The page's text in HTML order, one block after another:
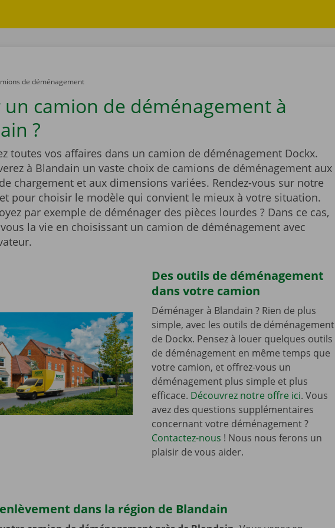
de déménagement
un camion de déménagement à
?
toutes vos affaires dans un camion de déménagement Dockx.
à Blandain un vaste choix de camions de déménagement aux
chargement et aux dimensions variées. Rendez-vous sur notre
pour choisir le modèle qui convient le mieux à votre situation.
par exemple de déménager des pièces lourdes ? Dans ce cas,
la vie en choisissant un camion de déménagement avec
Des outils de déménagement
dans votre camion
Déménager à Blandain ? Rien de plus
simple, avec les outils de déménagement
de Dockx. Pensez à louer quelques outils
de déménagement en même temps que
votre camion, et offrez-vous un
déménagement plus simple et plus
efficace. Découvrez notre offre ici. Vous
avez des questions supplémentaires
concernant votre déménagement ?
Contactez-nous ! Nous nous ferons un
plaisir de vous aider.
dans la région de Blandain